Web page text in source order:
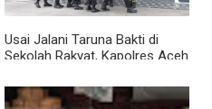
Usai Jalani Taruna Bakti di
Sekolah Rakyat, Kapolres Aceh
Perwira Polri